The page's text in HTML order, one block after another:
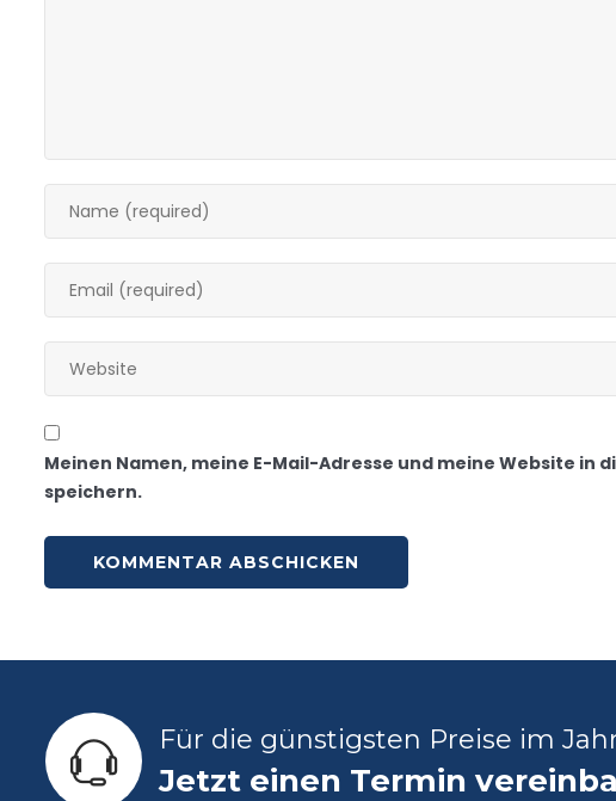
Meinen Namen, meine E-Mail-Adresse und meine Website
speichern.
Für die günstigsten Preise im
Jetzt einen Termin